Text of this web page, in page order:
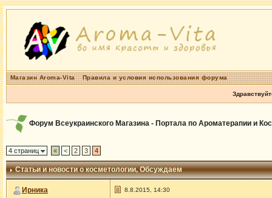
Магазин Aroma-Vita Правила и условия использования форума
Форум Всеукраинского Магазина - Портала по Ароматерапии и
4 страниц « < 2 3 4
Статьи и новости о косметологии, Обсуждаем
Ирника 8.8.2015, 14:30